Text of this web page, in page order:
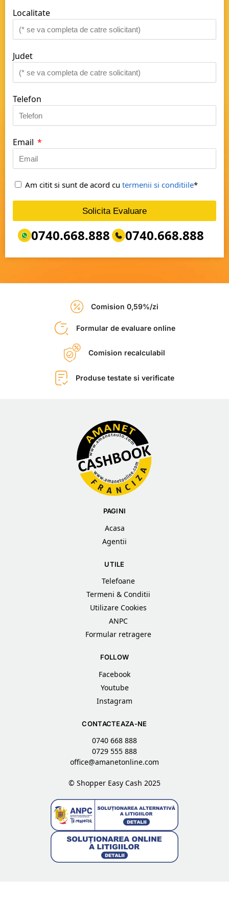
Localitate
Judet
Telefon
Email
Am citit si sunt de acord cu termenii si conditiile*
Solicita Evaluare
0740.668.888 0740.668.888
Comision 0,59%/zi
Formular de evaluare online
Comision recalculabil
Produse testate si verificate
PAGINI
Acasa
Agentii
UTILE
Telefoane
Termeni & Conditii
Utilizare Cookies
ANPC
Formular retragere
FOLLOW
Facebook
Youtube
Instagram
CONTACTEAZA-NE
0740 668 888
0729 555 888
office@amanetonline.com
© Shopper Easy Cash 2025